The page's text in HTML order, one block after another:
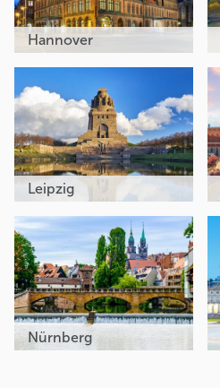
Hannover
Leipzig
Nürnberg